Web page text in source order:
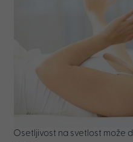
Osetljivost na svetlost može